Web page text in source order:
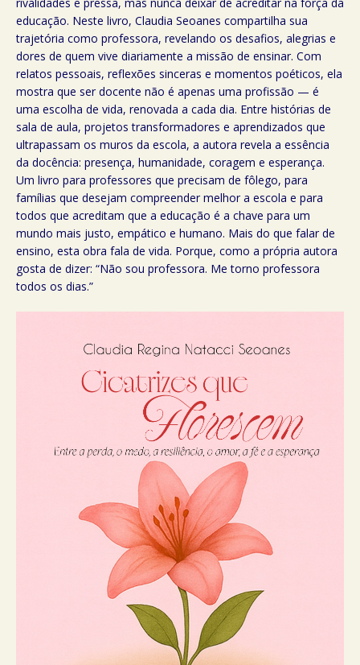
educação. Neste livro, Claudia Seoanes compartilha sua
trajetória como professora, revelando os desafios, alegrias e
dores de quem vive diariamente a missão de ensinar. Com
relatos pessoais, reflexões sinceras e momentos poéticos, ela
mostra que ser docente não é apenas uma profissão — é
uma escolha de vida, renovada a cada dia. Entre histórias de
sala de aula, projetos transformadores e aprendizados que
ultrapassam os muros da escola, a autora revela a essência
da docência: presença, humanidade, coragem e esperança.
Um livro para professores que precisam de fôlego, para
famílias que desejam compreender melhor a escola e para
todos que acreditam que a educação é a chave para um
mundo mais justo, empático e humano. Mais do que falar de
ensino, esta obra fala de vida. Porque, como a própria autora
gosta de dizer: “Não sou professora. Me torno professora
todos os dias.”